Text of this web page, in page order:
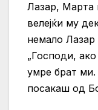
Лазар, Марта
велејќи му
немало
„Господи,
умре брат
посакаш од